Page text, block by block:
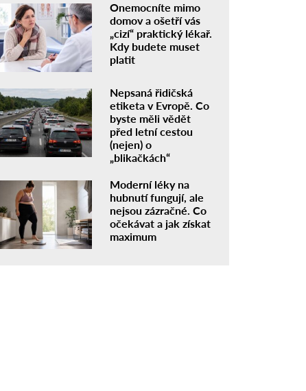
Onemocníte mimo
domov a ošetří vás
„cizí“ praktický lékař.
Kdy budete muset
platit
Nepsaná řidičská
etiketa v Evropě. Co
byste měli vědět
před letní cestou
(nejen) o
„blikačkách“
Moderní léky na
hubnutí fungují, ale
nejsou zázračné. Co
očekávat a jak získat
maximum